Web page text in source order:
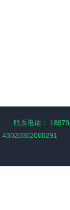
联系电话：
43020302000291